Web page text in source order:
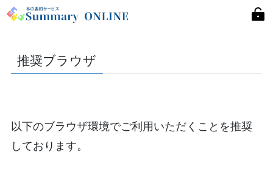
推奨ブラウザ
以下のブラウザ環境でご利用いただくことを推奨
しております。